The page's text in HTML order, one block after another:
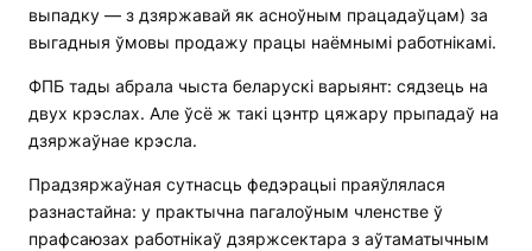
выпадку — з дзяржавай як асноўным працадаўцам) за
выгадныя ўмовы продажу працы наёмнымі работнікамі.
ФПБ тады абрала чыста беларускі варыянт: сядзець на
двух крэслах. Але ўсё ж такі цэнтр цяжару прыпадаў на
дзяржаўнае крэсла.
Прадзяржаўная сутнасць федэрацыі праяўлялася
разнастайна: у практычна пагалоўным членстве ў
прафсаюзах работнікаў дзяржсектара з аўтаматычным